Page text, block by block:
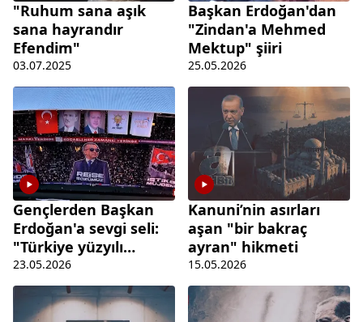
"Ruhum sana aşık
sana hayrandır
Efendim"
03.07.2025
Başkan Erdoğan'dan
"Zindan'a Mehmed
Mektup" şiiri
25.05.2026
Gençlerden Başkan
Erdoğan'a sevgi seli:
"Türkiye yüzyılı
gençlerin
omuzlarında
yükselecek"
23.05.2026
Kanuni’nin asırları
aşan "bir bakraç
ayran" hikmeti
15.05.2026